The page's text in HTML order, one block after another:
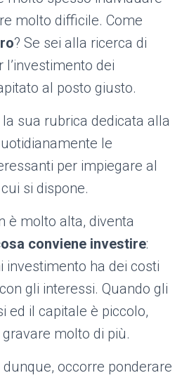
molto difficile. Come
? Se sei alla ricerca di
dei
al posto giusto.
sua rubrica dedicata alla
le
per impiegare al
si dispone.
è molto alta, diventa
conviene investire:
investimento ha dei costi
gli interessi. Quando gli
ed il capitale è piccolo,
molto di più.
occorre ponderare